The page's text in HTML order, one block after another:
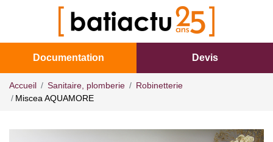
Documentation Devis
Accueil Sanitaire, plomberie
Robinetterie
Miscea AQUAMORE